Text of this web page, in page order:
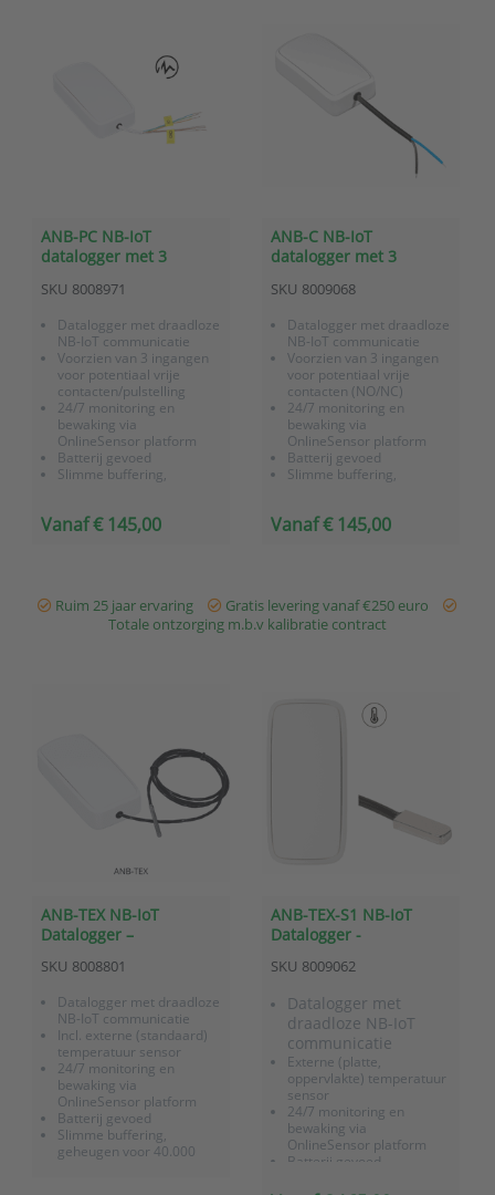
ANB-PC NB-IoT
datalogger met 3
SKU 8008971
Datalogger met draadloze
NB-IoT communicatie
Voorzien van 3 ingangen
voor potentiaal vrije
contacten/pulstelling
24/7 monitoring en
bewaking via
OnlineSensor platform
Batterij gevoed
Slimme buffering,
Vanaf € 145,00
ANB-C NB-IoT
datalogger met 3
ingangen
SKU 8009068
Datalogger met draadloze
NB-IoT communicatie
Voorzien van 3 ingangen
voor potentiaal vrije
contacten (NO/NC)
24/7 monitoring en
bewaking via
OnlineSensor platform
Batterij gevoed
Slimme buffering,
Vanaf € 145,00
Ruim 25 jaar ervaring
Gratis levering vanaf €250 euro
Totale ontzorging m.b.v kalibratie contract
ANB-TEX NB-IoT
Datalogger –
met externe
(oppervlakte)sensor
SKU 8008801
Datalogger met draadloze
NB-IoT communicatie
Incl. externe (standaard)
temperatuur sensor
24/7 monitoring en
bewaking via
OnlineSensor platform
Batterij gevoed
Slimme buffering,
geheugen voor 40.000
ANB-TEX-S1 NB-IoT
Datalogger -
met externe
(oppervlakte)sensor
SKU 8009062
Datalogger met
draadloze NB-IoT
communicatie
Externe (platte,
oppervlakte) temperatuur
sensor
24/7 monitoring en
bewaking via
OnlineSensor platform
Batterij gevoed